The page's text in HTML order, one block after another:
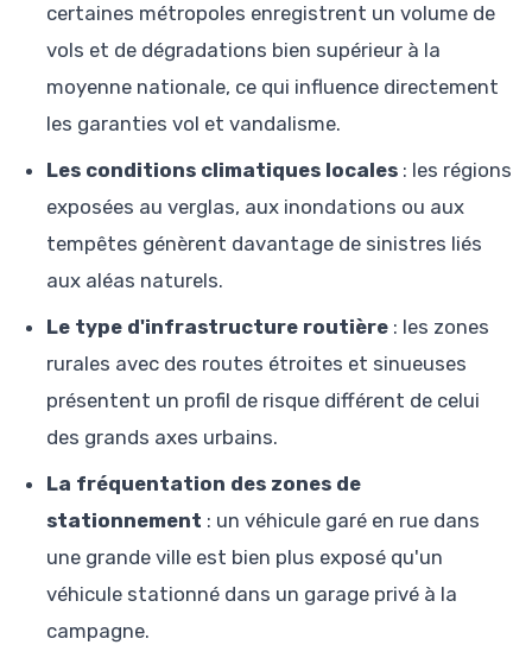
certaines métropoles enregistrent un volume de
vols et de dégradations bien supérieur à la
moyenne nationale, ce qui influence directement
les garanties vol et vandalisme.
Les conditions climatiques locales : les régions
exposées au verglas, aux inondations ou aux
tempêtes génèrent davantage de sinistres liés
aux aléas naturels.
Le type d'infrastructure routière : les zones
rurales avec des routes étroites et sinueuses
présentent un profil de risque différent de celui
des grands axes urbains.
La fréquentation des zones de
stationnement : un véhicule garé en rue dans
une grande ville est bien plus exposé qu'un
véhicule stationné dans un garage privé à la
campagne.